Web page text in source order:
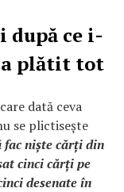
după ce i-
a plătit tot
dată ceva
se plictisește
fac niște cărți din
cinci cărți pe
desenate în